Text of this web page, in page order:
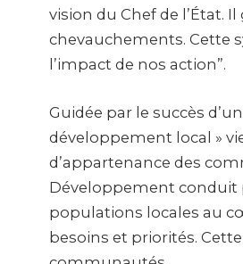
vision du Chef de l’État.
chevauchements. Cette
l’impact de nos action”.
Guidée par le succès
développement local »
d’appartenance des
Développement conduit
populations locales au
besoins et priorités.